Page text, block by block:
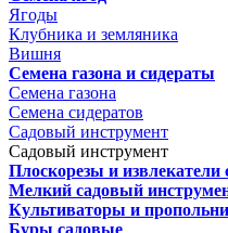
Ягоды
Клубника и земляника
Вишня
Семена газона и сидераты
Семена газона
Семена сидератов
Садовый инструмент
Садовый инструмент
Плоскорезы и извлекатели
Мелкий садовый
Культиваторы и
Буры садовые